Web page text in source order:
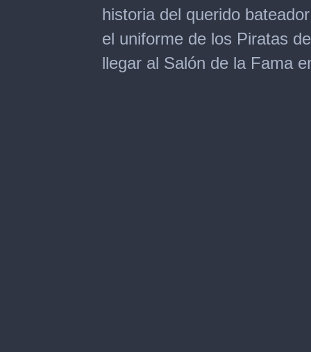
historia del querido
el uniforme de los Piratas
llegar al Salón de la Fama